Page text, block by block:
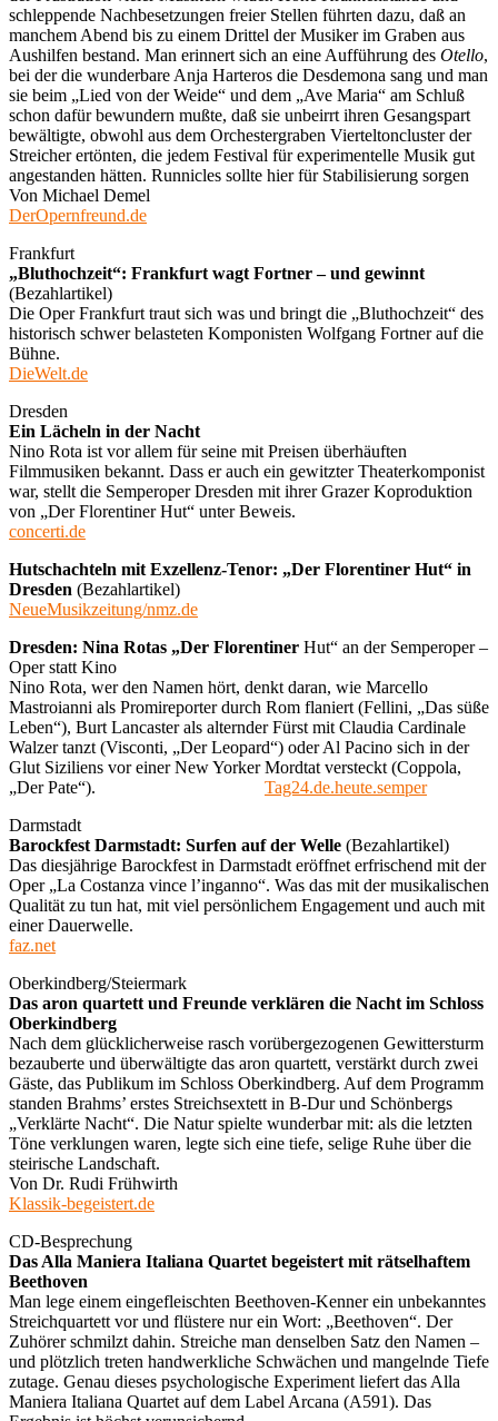
schleppende Nachbesetzungen freier Stellen führten dazu, daß an
manchem Abend bis zu einem Drittel der Musiker im Graben aus
Aushilfen bestand. Man erinnert sich an eine Aufführung des Otello,
bei der die wunderbare Anja Harteros die Desdemona sang und man
sie beim „Lied von der Weide“ und dem „Ave Maria“ am Schluß
schon dafür bewundern mußte, daß sie unbeirrt ihren Gesangspart
bewältigte, obwohl aus dem Orchestergraben Vierteltoncluster der
Streicher ertönten, die jedem Festival für experimentelle Musik gut
angestanden hätten. Runnicles sollte hier für Stabilisierung sorgen
Von Michael Demel
DerOpernfreund.de
Frankfurt
„Bluthochzeit“: Frankfurt wagt Fortner – und gewinnt
(Bezahlartikel)
Die Oper Frankfurt traut sich was und bringt die „Bluthochzeit“ des
historisch schwer belasteten Komponisten Wolfgang Fortner auf die
Bühne.
DieWelt.de
Dresden
Ein Lächeln in der Nacht
Nino Rota ist vor allem für seine mit Preisen überhäuften
Filmmusiken bekannt. Dass er auch ein gewitzter Theaterkomponist
war, stellt die Semperoper Dresden mit ihrer Grazer Koproduktion
von „Der Florentiner Hut“ unter Beweis.
concerti.de
Hutschachteln mit Exzellenz-Tenor: „Der Florentiner Hut“ in
Dresden (Bezahlartikel)
NeueMusikzeitung/nmz.de
Dresden: Nina Rotas „Der Florentiner Hut“ an der Semperoper –
Oper statt Kino
Nino Rota, wer den Namen hört, denkt daran, wie Marcello
Mastroianni als Promireporter durch Rom flaniert (Fellini, „Das süße
Leben“), Burt Lancaster als alternder Fürst mit Claudia Cardinale
Walzer tanzt (Visconti, „Der Leopard“) oder Al Pacino sich in der
Glut Siziliens vor einer New Yorker Mordtat versteckt (Coppola,
„Der Pate“). Tag24.de.heute.semper
Darmstadt
Barockfest Darmstadt: Surfen auf der Welle (Bezahlartikel)
Das diesjährige Barockfest in Darmstadt eröffnet erfrischend mit der
Oper „La Costanza vince l’inganno“. Was das mit der musikalischen
Qualität zu tun hat, mit viel persönlichem Engagement und auch mit
einer Dauerwelle.
faz.net
Oberkindberg/Steiermark
Das aron quartett und Freunde verklären die Nacht im Schloss
Oberkindberg
Nach dem glücklicherweise rasch vorübergezogenen Gewittersturm
bezauberte und überwältigte das aron quartett, verstärkt durch zwei
Gäste, das Publikum im Schloss Oberkindberg. Auf dem Programm
standen Brahms’ erstes Streichsextett in B-Dur und Schönbergs
„Verklärte Nacht“. Die Natur spielte wunderbar mit: als die letzten
Töne verklungen waren, legte sich eine tiefe, selige Ruhe über die
steirische Landschaft.
Von Dr. Rudi Frühwirth
Klassik-begeistert.de
CD-Besprechung
Das Alla Maniera Italiana Quartet begeistert mit rätselhaftem
Beethoven
Man lege einem eingefleischten Beethoven-Kenner ein unbekanntes
Streichquartett vor und flüstere nur ein Wort: „Beethoven“. Der
Zuhörer schmilzt dahin. Streiche man denselben Satz den Namen –
und plötzlich treten handwerkliche Schwächen und mangelnde Tiefe
zutage. Genau dieses psychologische Experiment liefert das Alla
Maniera Italiana Quartet auf dem Label Arcana (A591). Das